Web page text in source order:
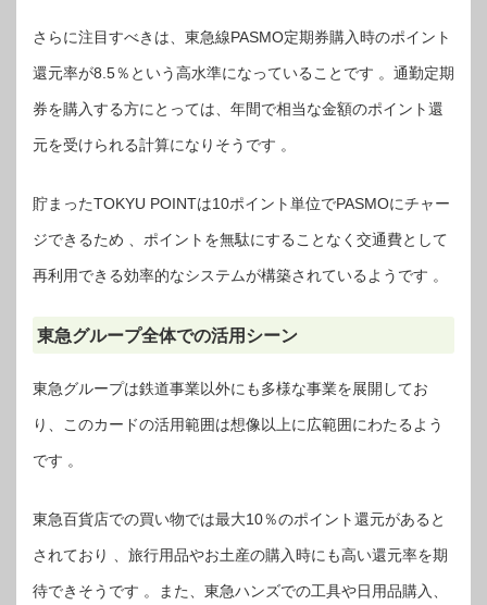
さらに注目すべきは、東急線PASMO定期券購入時のポイント
還元率が8.5％という高水準になっていることです 。通勤定期
券を購入する方にとっては、年間で相当な金額のポイント還
元を受けられる計算になりそうです 。
貯まったTOKYU POINTは10ポイント単位でPASMOにチャー
ジできるため 、ポイントを無駄にすることなく交通費として
再利用できる効率的なシステムが構築されているようです 。
東急グループ全体での活用シーン
東急グループは鉄道事業以外にも多様な事業を展開してお
り、このカードの活用範囲は想像以上に広範囲にわたるよう
です 。
東急百貨店での買い物では最大10％のポイント還元があると
されており 、旅行用品やお土産の購入時にも高い還元率を期
待できそうです 。また、東急ハンズでの工具や日用品購入、